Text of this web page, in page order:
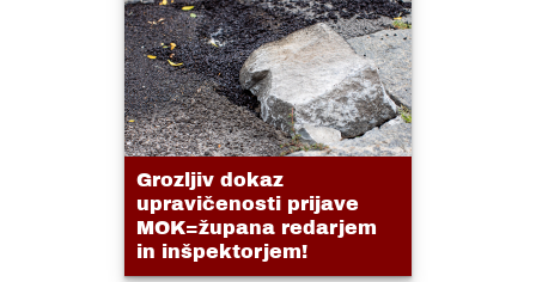
Grozljiv dokaz
upravičenosti prijave
MOK=župana redarjem
in inšpektorjem!